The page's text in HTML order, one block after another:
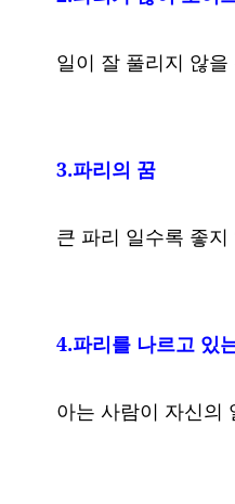
일이 잘 풀리지 않
3.파리의 꿈
큰 파리 일수록 좋
4.파리를 나르고 있
아는 사람이 자신의